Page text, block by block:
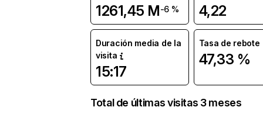
1261,45 M-6 % 4,22
Duración media de la
visita
15:17
Tasa de rebote
47,33 %
Total de últimas visitas 3 meses